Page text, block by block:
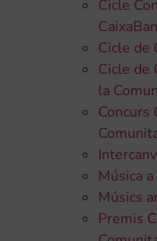
Cicle
Cicle de
Cicle de
la
Concurs
Música
Músics
Premis